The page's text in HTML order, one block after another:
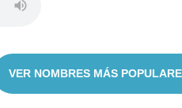
VER NOMBRES MÁS